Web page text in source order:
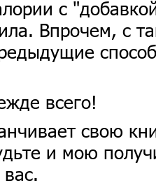
с
Впрочем, с
всего!
свою
и мою